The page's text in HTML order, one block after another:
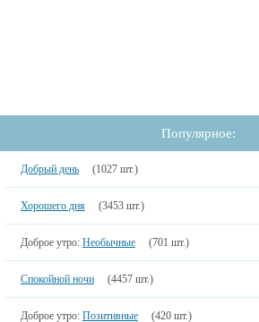
Популярное:
Добрый день (1027 шт.)
Хорошего дня (3453 шт.)
Доброе утро: Необычные (701 шт.)
Спокойной ночи (4457 шт.)
Доброе утро: Позитивные (420 шт.)